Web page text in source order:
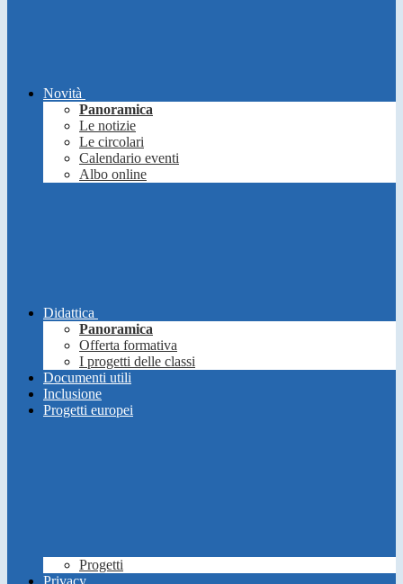
Novità
Panoramica
Le notizie
Le circolari
Calendario eventi
Albo online
Didattica
Panoramica
Offerta formativa
I progetti delle classi
Documenti utili
Inclusione
Progetti europei
Progetti